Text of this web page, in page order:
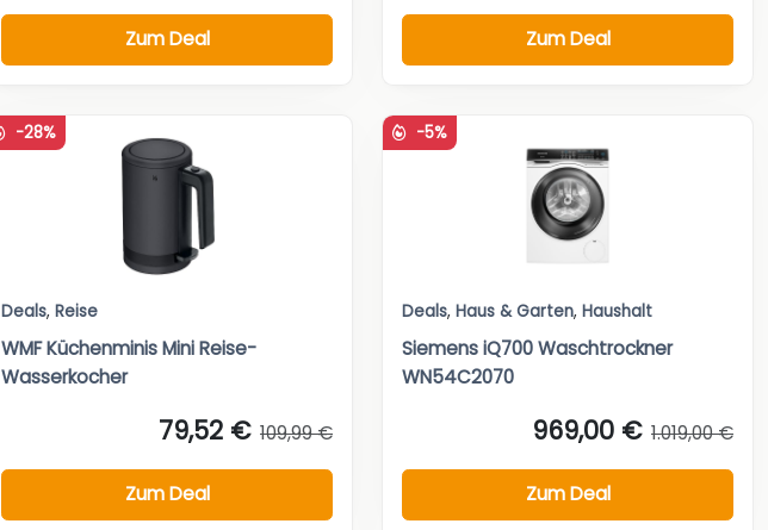
Zum Deal Zum Deal
-28%
Deals, Reise
WMF Küchenminis Mini Reise-
Wasserkocher
79,52 € 109,99 €
Zum Deal
-5%
Deals, Haus & Garten, Haushalt
Siemens iQ700 Waschtrockner
WN54C2070
969,00 € 1.019,00 €
Zum Deal